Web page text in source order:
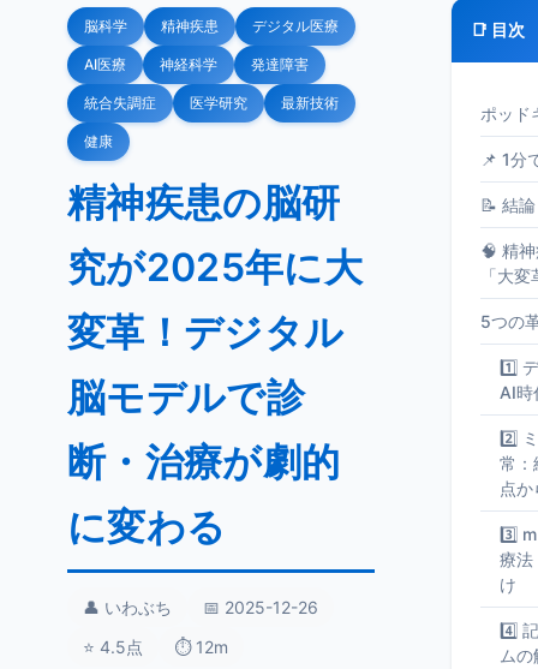
脳科学 精神疾患 デジタル医療
AI医療 神経科学 発達障害
統合失調症 医学研究 最新技術
健康
精神疾患の脳研
究が2025年に大
変革！デジタル
脳モデルで診
断・治療が劇的
に変わる
👤 いわぶち
📅 2025-12-26
⭐ 4.5点
⏱️ 12m
📑 目次
ポッド
📌 1分
📝 結論
🧠 精
「大
5つの
1️⃣
AI時
2️⃣
常：
点か
3️⃣
療法
け
4️⃣
ム